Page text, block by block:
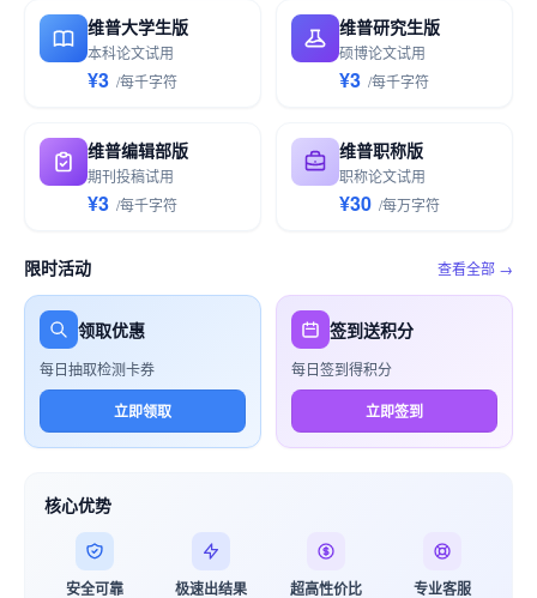
维普大学生版
本科论文试用
¥3 /每千字符
维普研究生版
硕博论文试用
¥3 /每千字符
维普编辑部版
期刊投稿试用
¥3 /每千字符
维普职称版
职称论文试用
¥30 /每万字符
限时活动 查看全部 →
领取优惠
每日抽取检测卡券
立即领取
签到送积分
每日签到得积分
立即签到
核心优势
安全可靠 极速出结果 超高性价比 专业客服